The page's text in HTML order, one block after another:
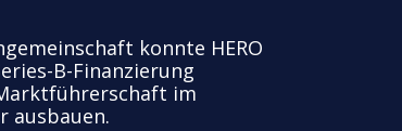
konnte HERO
B-Finanzierung
im
ausbauen.